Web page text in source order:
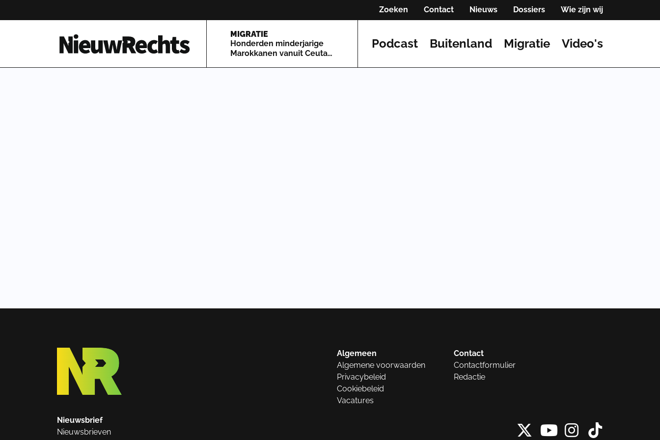
Zoeken Contact Nieuws Dossiers Wie zijn wij
Homepage van NieuwRechts
MIGRATIE
Honderden minderjarige
Marokkanen vanuit Ceuta
Podcast Buitenland Migratie Video's
Algemeen
Algemene voorwaarden
Privacybeleid
Cookiebeleid
Vacatures
Contact
Contactformulier
Redactie
Nieuwsbrief
Nieuwsbrieven
X vanInstagram
Tiktok